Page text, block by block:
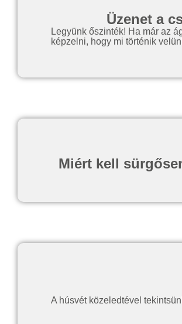
Üzenet a
Legyünk őszinték! Ha már az
képzelni, hogy mi történik
Miért kell
A húsvét közeledtével